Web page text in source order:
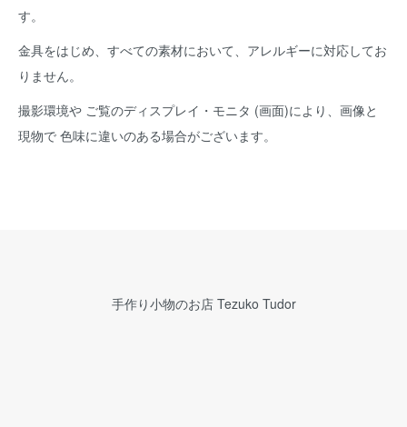
す。
金具をはじめ、すべての素材において、アレルギーに対応してお
りません。
撮影環境や ご覧のディスプレイ・モニタ (画面)により、画像と
現物で 色味に違いのある場合がございます。
手作り小物のお店 Tezuko Tudor